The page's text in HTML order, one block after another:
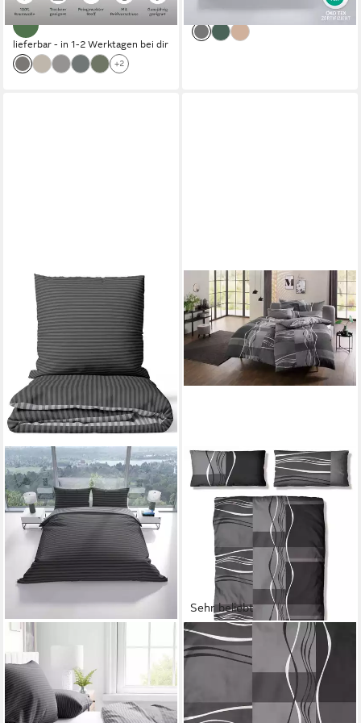
lieferbar - in 1-2 Werktagen bei dir
+2
lieferbar - in 2-3 Werktagen bei dir
Bettwäsche Baumwolle
135x200, 155x200, 155x220,
200x200, 200x220 oder
240x220, Renforcé, 2 teilig,
Sehr beliebt
OTTO HOME
Bettwäsche Kelian, Linon, 2
teilig, in verschiedenen
Qualitäten, gemusterte
Bettwäsche